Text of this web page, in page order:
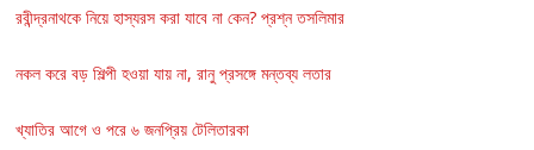
রবীন্দ্রনাথকে নিয়ে হাস্যরস করা যাবে না কেন? প্রশ্ন তসলিমার
নকল করে বড় শিল্পী হওয়া যায় না, রানু প্রসঙ্গে মন্তব্য লতার
খ্যাতির আগে ও পরে ৬ জনপ্রিয় টেলিতারকা